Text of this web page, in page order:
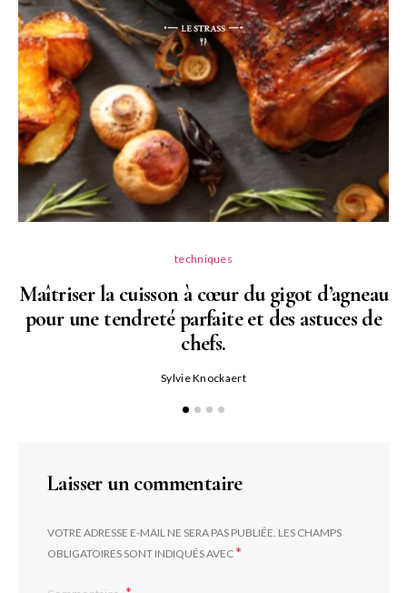
techniques
Maîtriser la cuisson à cœur du gigot d’agneau
pour une tendreté parfaite et des astuces de
chefs.
Sylvie Knockaert
Laisser un commentaire
VOTRE ADRESSE E-MAIL NE SERA PAS PUBLIÉE. LES CHAMPS
OBLIGATOIRES SONT INDIQUÉS AVEC*